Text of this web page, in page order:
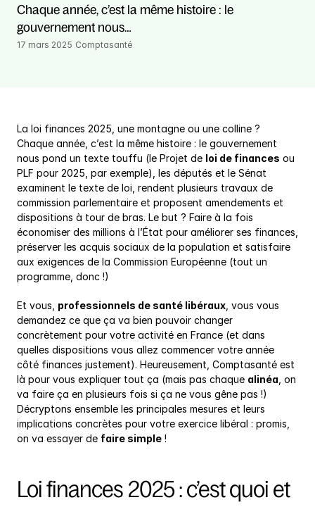
Chaque année, c’est la même histoire : le
gouvernement nous…
17 mars 2025 Comptasanté
La loi finances 2025, une montagne ou une colline ?
Chaque année, c’est la même histoire : le gouvernement
nous pond un texte touffu (le Projet de loi de finances ou
PLF pour 2025, par exemple), les députés et le Sénat
examinent le texte de loi, rendent plusieurs travaux de
commission parlementaire et proposent amendements et
dispositions à tour de bras. Le but ? Faire à la fois
économiser des millions à l’État pour améliorer ses finances,
préserver les acquis sociaux de la population et satisfaire
aux exigences de la Commission Européenne (tout un
programme, donc !)
Et vous, professionnels de santé libéraux , vous vous
demandez ce que ça va bien pouvoir changer
concrètement pour votre activité en France (et dans
quelles dispositions vous allez commencer votre année
côté finances justement). Heureusement, Comptasanté est
là pour vous expliquer tout ça (mais pas chaque alinéa , on
va faire ça en plusieurs fois si ça ne vous gêne pas !)
Décryptons ensemble les principales mesures et leurs
implications concrètes pour votre exercice libéral : promis,
on va essayer de faire simple !
Loi finances 2025 : c’est quoi et